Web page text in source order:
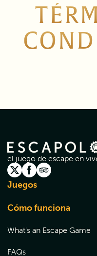
el juego de escape en
Juegos
Cómo funciona
What's an Escape Game
FAQs